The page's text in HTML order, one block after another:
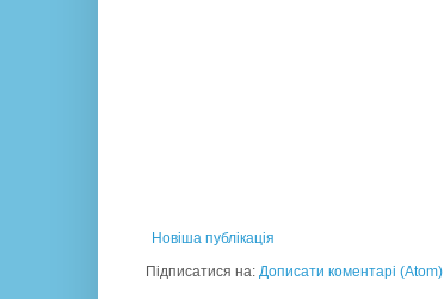
Новіша публікація
Підписатися на: Дописати коментарі (Atom)